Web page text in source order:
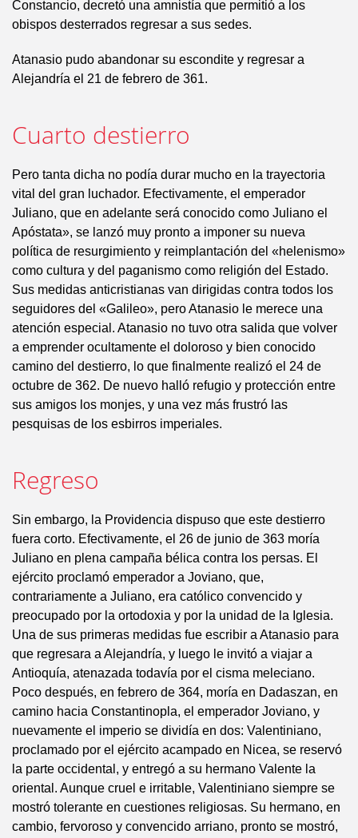
Constancio, decretó una amnistía que permitió a los
obispos desterrados regresar a sus sedes.
Atanasio pudo abandonar su escondite y regresar a
Alejandría el 21 de febrero de 361.
Cuarto destierro
Pero tanta dicha no podía durar mucho en la trayectoria
vital del gran luchador. Efectivamente, el emperador
Juliano, que en adelante será conocido como Juliano el
Apóstata», se lanzó muy pronto a imponer su nueva
política de resurgimiento y reimplantación del «helenismo»
como cultura y del paganismo como religión del Estado.
Sus medidas anticristianas van dirigidas contra todos los
seguidores del «Galileo», pero Atanasio le merece una
atención especial. Atanasio no tuvo otra salida que volver
a emprender ocultamente el doloroso y bien conocido
camino del destierro, lo que finalmente realizó el 24 de
octubre de 362. De nuevo halló refugio y protección entre
sus amigos los monjes, y una vez más frustró las
pesquisas de los esbirros imperiales.
Regreso
Sin embargo, la Providencia dispuso que este destierro
fuera corto. Efectivamente, el 26 de junio de 363 moría
Juliano en plena campaña bélica contra los persas. El
ejército proclamó emperador a Joviano, que,
contrariamente a Juliano, era católico convencido y
preocupado por la ortodoxia y por la unidad de la Iglesia.
Una de sus primeras medidas fue escribir a Atanasio para
que regresara a Alejandría, y luego le invitó a viajar a
Antioquía, atenazada todavía por el cisma meleciano.
Poco después, en febrero de 364, moría en Dadaszan, en
camino hacia Constantinopla, el emperador Joviano, y
nuevamente el imperio se dividía en dos: Valentiniano,
proclamado por el ejército acampado en Nicea, se reservó
la parte occidental, y entregó a su hermano Valente la
oriental. Aunque cruel e irritable, Valentiniano siempre se
mostró tolerante en cuestiones religiosas. Su hermano, en
cambio, fervoroso y convencido arriano, pronto se mostró,